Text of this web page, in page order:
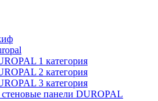
1 категория
2 категория
3 категория
панели DUROPAL